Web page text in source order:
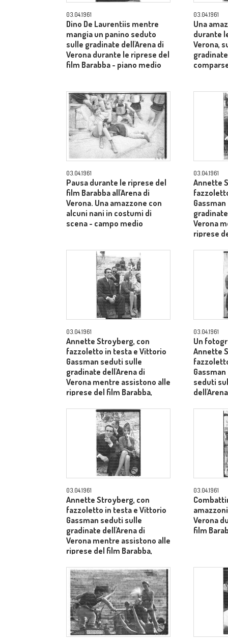
03.04.1961
Dino De Laurentiis mentre
mangia un panino seduto
sulle gradinate dell'Arena di
Verona durante le riprese del
film Barabba - piano medio
03.04.1961
Una
durante
Verona,
03.04.1961
Pausa durante le riprese del
film Barabba all'Arena di
Verona. Una amazzone con
alcuni nani in costumi di
scena - campo medio
03.04.1961
Annette
Verona
riprese
03.04.1961
Annette Stroyberg, con
fazzoletto in testa e Vittorio
Gassman seduti sulle
gradinate dell'Arena di
Verona mentre assistono alle
riprese del film Barabba,
Laurentiis - totale
03.04.1961
Un
Annette
seduti
03.04.1961
Annette Stroyberg, con
fazzoletto in testa e Vittorio
Gassman seduti sulle
gradinate dell'Arena di
Verona mentre assistono alle
riprese del film Barabba,
Laurentiis - totale
03.04.1961
Verona
film